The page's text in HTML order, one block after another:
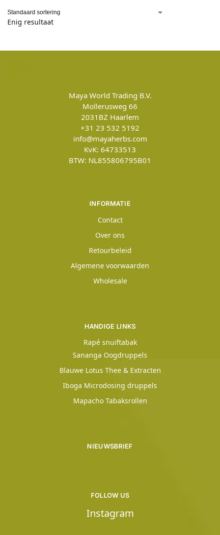
Enig resultaat
Maya World Trading B.V.
Mollerusweg 66
2031BZ Haarlem
+31 23 532 5192
info@mayaherbs.com
KvK: 64733513
BTW: NL855806795B01
INFORMATIE
Contact
Over ons
Retourbeleid
Algemene voorwaarden
Wholesale
HANDIGE LINKS
Rapé snuiftabak
Sananga Oogdruppels
Blauwe Lotus Thee & Extracten
Iboga Microdosing druppels
Mapacho Tabaksrollen
NIEUWSBRIEF
FOLLOW US
Instagram